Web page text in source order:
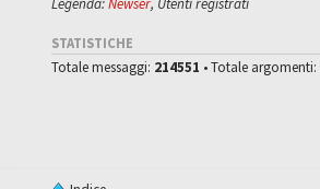
STATISTICHE
Totale messaggi: 214551 • Totale argomenti: